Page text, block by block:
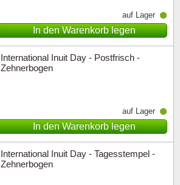
auf Lager
In den Warenkorb legen
International Inuit Day - Postfrisch -
Zehnerbogen
auf Lager
In den Warenkorb legen
International Inuit Day - Tagesstempel -
Zehnerbogen